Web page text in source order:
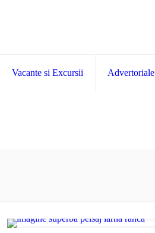
Vacante si Excursii Advertoriale